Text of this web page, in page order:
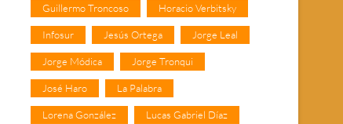
Guillermo Troncoso Horacio Verbitsky
Infosur Jesús Ortega Jorge Leal
Jorge Módica Jorge Tronqui
José Haro La Palabra
Lorena González Lucas Gabriel Díaz